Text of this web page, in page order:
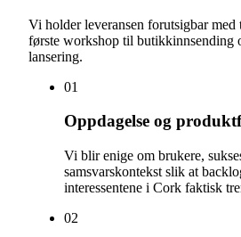
Vi holder leveransen forutsigbar
første workshop til butikkinnsending
lansering.
01
Oppdagelse og
Vi blir enige om brukere,
samsvarskontekst slik at
interessentene i Cork faktisk
02